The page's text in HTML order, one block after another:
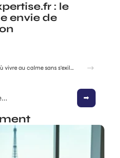
: le
envie de
Quartiers chic Marseille : où vivre au calme sans s’exiler ?